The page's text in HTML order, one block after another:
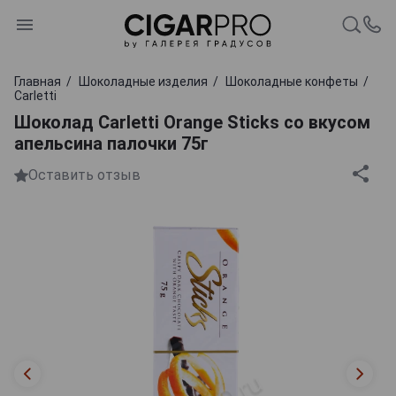
Главная Шоколадные изделия
Шоколадные конфеты
Carletti
Шоколад Carletti Orange Sticks со вкусом
апельсина палочки 75г
Оставить отзыв